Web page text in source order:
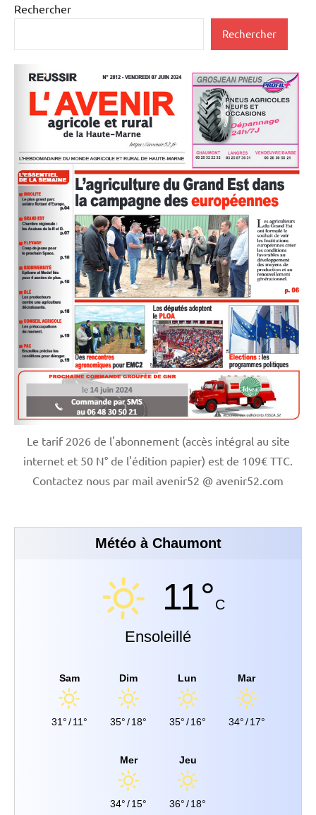
Rechercher
Rechercher
Le tarif 2026 de l'abonnement (accès intégral au site
internet et 50 N° de l'édition papier) est de 109€ TTC.
Contactez nous par mail avenir52 @ avenir52.com
Météo à Chaumont
11°C
Ensoleillé
Sam
31°/ 11°
Dim
35°/ 18°
Lun
35°/ 16°
Mar
34°/ 17°
Mer
34°/15°
Jeu
36°/18°